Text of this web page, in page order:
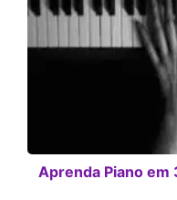
Aprenda Piano em